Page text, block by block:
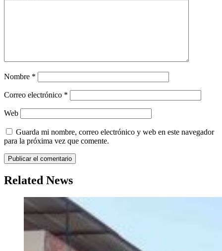
Nombre *
Correo electrónico *
Web
Guarda mi nombre, correo electrónico y web en este navegador
para la próxima vez que comente.
Related News